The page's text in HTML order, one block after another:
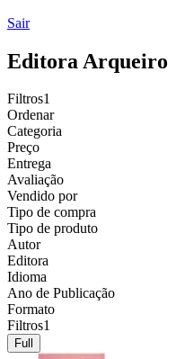
Sair
Editora Arqueiro
Filtros1
Ordenar
Categoria
Preço
Entrega
Avaliação
Vendido por
Tipo de compra
Tipo de produto
Autor
Editora
Idioma
Ano de Publicação
Formato
Filtros1
Full